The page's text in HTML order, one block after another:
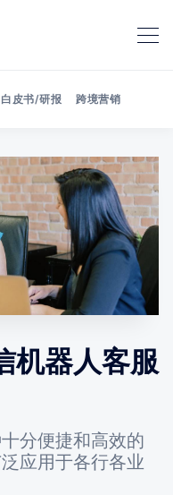
美洽博客
白皮书/研报 跨境营销
机器人客服
分便捷和高效的
应用于各行各业